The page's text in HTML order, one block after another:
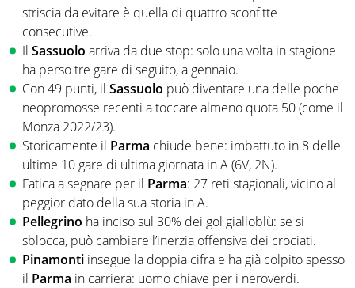
striscia da evitare è quella di quattro sconfitte
consecutive.
Il Sassuolo arriva da due stop: solo una volta in stagione
ha perso tre gare di seguito, a gennaio.
Con 49 punti, il Sassuolo può diventare una delle poche
neopromosse recenti a toccare almeno quota 50 (come il
Monza 2022/23).
Storicamente il Parma chiude bene: imbattuto in 8 delle
ultime 10 gare di ultima giornata in A (6V, 2N).
Fatica a segnare per il Parma: 27 reti stagionali, vicino al
peggior dato della sua storia in A.
Pellegrino ha inciso sul 30% dei gol gialloblù: se si
sblocca, può cambiare l’inerzia offensiva dei crociati.
Pinamonti insegue la doppia cifra e ha già colpito spesso
il Parma in carriera: uomo chiave per i neroverdi.